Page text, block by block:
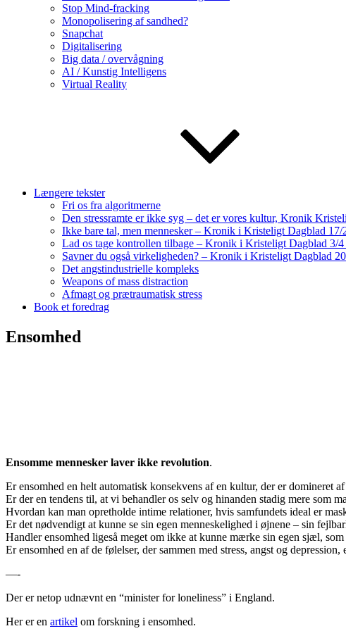
Stop Mind-fracking
Monopolisering af sandhed?
Snapchat
Digitalisering
Big data / overvågning
AI / Kunstig Intelligens
Virtual Reality
Længere tekster
Fri os fra algoritmerne
Den stressramte er ikke syg – det er vores kultur, Kronik
Ikke bare tal, men mennesker – Kronik i Kristeligt Dagblad 17/
Lad os tage kontrollen tilbage – Kronik i Kristeligt Dagblad 3/4
Savner du også virkeligheden? – Kronik i Kristeligt Dagblad
Det angstindustrielle kompleks
Weapons of mass distraction
Afmagt og prætraumatisk stress
Book et foredrag
Ensomhed
Ensomme mennesker laver ikke revolution.
Er ensomhed en helt automatisk konsekvens af en kultur, der er
Er der en tendens til, at vi behandler os selv og hinanden stadig mere som
Hvordan kan man opretholde intime relationer, hvis samfundets ideal er
Er det nødvendigt at kunne se sin egen menneskelighed i øjnene – sin
Handler ensomhed ligeså meget om ikke at kunne mærke sin egen sjæl,
Er ensomhed en af de følelser, der sammen med stress, angst og
—-
Der er netop udnævnt en “minister for loneliness” i England.
Her er en artikel om forskning i ensomhed.